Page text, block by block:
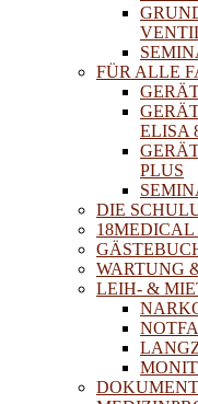
FÜR ALLE
ELISA
PLUS
DIE
18MEDICAL
WARTUNG
LEIH- &